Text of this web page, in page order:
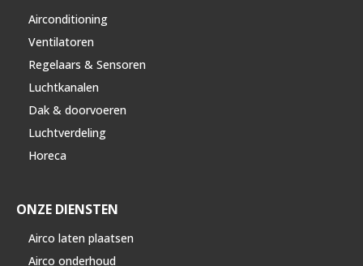
Airconditioning
Ventilatoren
Regelaars & Sensoren
Luchtkanalen
Dak & doorvoeren
Luchtverdeling
Horeca
ONZE DIENSTEN
Airco laten plaatsen
Airco onderhoud